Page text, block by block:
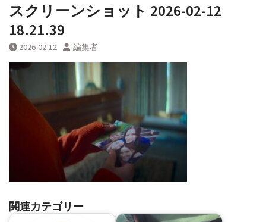
スクリーンショット 2026-02-12
18.21.39
2026-02-12 編集者
関連カテゴリー